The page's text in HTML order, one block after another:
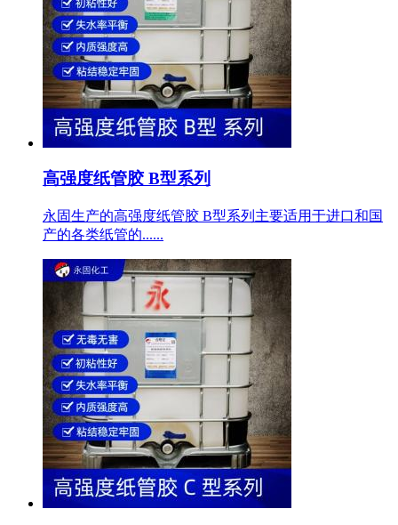
高强度纸管胶 B型系列
永固生产的高强度纸管胶 B型系列主要适用于进口和国
产的各类纸管的......